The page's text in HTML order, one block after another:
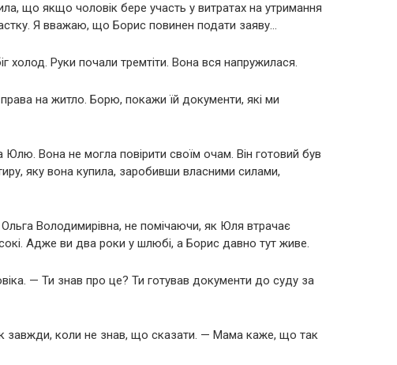
що якщо чоловік бере участь у витратах на утримання
Я вважаю, що Борис повинен подати заяву…
холод. Руки почали тремтіти. Вона вся напружилася.
на житло. Борю, покажи їй документи, які ми
Юлю. Вона не могла повірити своїм очам. Він готовий був
яку вона купила, заробивши власними силами,
Володимирівна, не помічаючи, як Юля втрачає
Адже ви два роки у шлюбі, а Борис давно тут живе.
— Ти знав про це? Ти готував документи до суду за
завжди, коли не знав, що сказати. — Мама каже, що так